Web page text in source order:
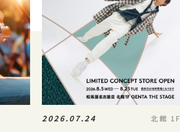
2026.07.24 北館 1F